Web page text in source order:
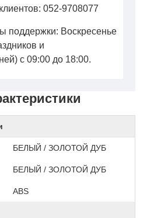
БЕЛЫЙ / ЗОЛОТОЙ ДУБ
БЕЛЫЙ / ЗОЛОТОЙ ДУБ
АВS
052-9708077
поддержки: Воскресенье
и
с 09:00 до 18:00.